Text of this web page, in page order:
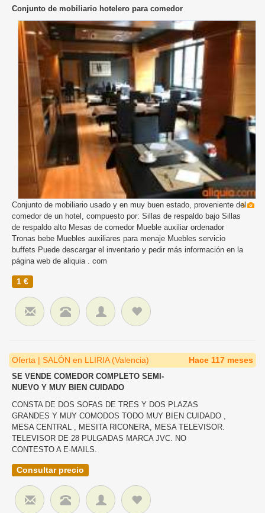
Conjunto de mobiliario hotelero para comedor
5
Conjunto de mobiliario usado y en muy buen estado, proveniente del
comedor de un hotel, compuesto por: Sillas de respaldo bajo Sillas
de respaldo alto Mesas de comedor Mueble auxiliar ordenador
Tronas bebe Muebles auxiliares para menaje Muebles servicio
buffets Puede descargar el inventario y pedir más información en la
página web de aliquia . com
1 €
Oferta | SALÓN en LLIRIA (Valencia) Hace 117 meses
SE VENDE COMEDOR COMPLETO SEMI-
NUEVO Y MUY BIEN CUIDADO
CONSTA DE DOS SOFAS DE TRES Y DOS PLAZAS
GRANDES Y MUY COMODOS TODO MUY BIEN CUIDADO ,
MESA CENTRAL , MESITA RICONERA, MESA TELEVISOR.
TELEVISOR DE 28 PULGADAS MARCA JVC. NO
CONTESTO A E-MAILS.
Consultar precio